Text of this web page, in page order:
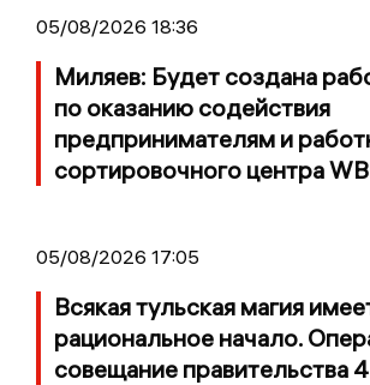
05/08/2026 18:36
Миляев: Будет создана
по оказанию содействия
предпринимателям и
сортировочного центра WB
05/08/2026 17:05
Всякая тульская магия
рациональное начало.
совещание правительства 4